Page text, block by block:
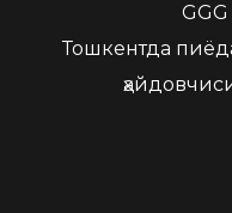
GGG
Тошкентда